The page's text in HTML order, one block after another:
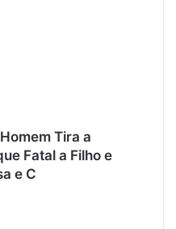
Tira a
Fatal a Filho e
e C